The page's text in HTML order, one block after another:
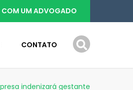
COM UM ADVOGADO
CONTATO
indenizará gestante